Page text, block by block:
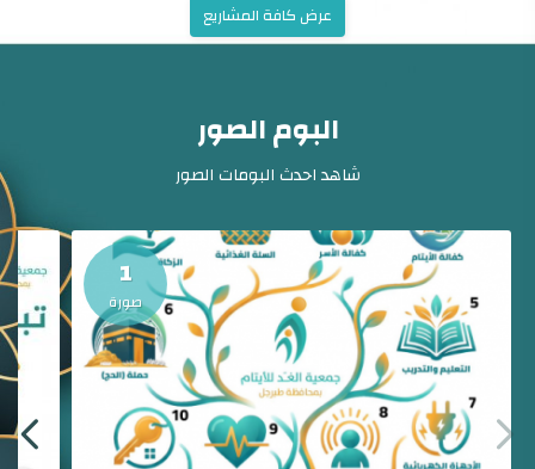
عرض كافة المشاريع
البوم الصور
شاهد احدث البومات الصور
1
صورة